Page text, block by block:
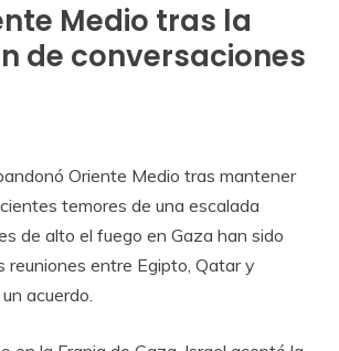
Medio tras la
de conversaciones
Oriente Medio tras mantener
temores de una escalada
de alto el fuego en Gaza han sido
entre Egipto, Qatar y
acuerdo.